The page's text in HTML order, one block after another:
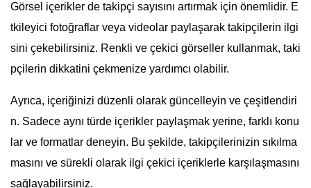
Görsel içerikler de takipçi sayısını artırmak için önemlidir. E
tkileyici fotoğraflar veya videolar paylaşarak takipçilerin ilgi
sini çekebilirsiniz. Renkli ve çekici görseller kullanmak, taki
pçilerin dikkatini çekmenize yardımcı olabilir.
Ayrıca, içeriğinizi düzenli olarak güncelleyin ve çeşitlendiri
n. Sadece aynı türde içerikler paylaşmak yerine, farklı konu
lar ve formatlar deneyin. Bu şekilde, takipçilerinizin sıkılma
masını ve sürekli olarak ilgi çekici içeriklerle karşılaşmasını
sağlayabilirsiniz.